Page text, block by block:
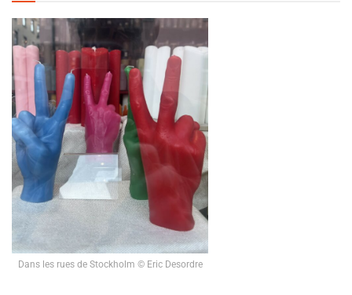
Dans les rues de Stockholm © Eric Desordre